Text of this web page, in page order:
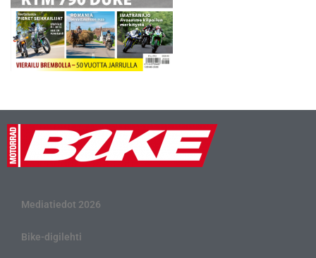
Mediatiedot 2026
Bike-digilehti